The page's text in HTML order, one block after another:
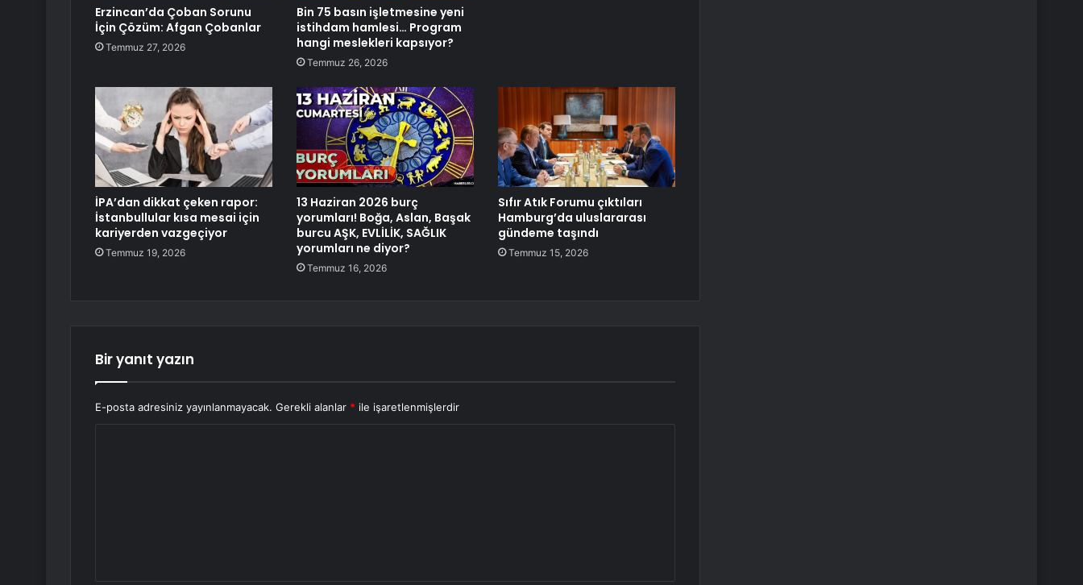
Erzincan’da Çoban Sorunu
İçin Çözüm: Afgan Çobanlar
Temmuz 27, 2026
Bin 75 basın işletmesine yeni
istihdam hamlesi… Program
hangi meslekleri kapsıyor?
Temmuz 26, 2026
İPA’dan dikkat çeken rapor:
İstanbullular kısa mesai için
kariyerden vazgeçiyor
Temmuz 19, 2026
13 Haziran 2026 burç
yorumları! Boğa, Aslan, Başak
burcu AŞK, EVLİLİK, SAĞLIK
yorumları ne diyor?
Temmuz 16, 2026
Sıfır Atık Forumu çıktıları
Hamburg’da uluslararası
gündeme taşındı
Temmuz 15, 2026
Bir yanıt yazın
E-posta adresiniz yayınlanmayacak. Gerekli alanlar * ile işaretlenmişlerdir